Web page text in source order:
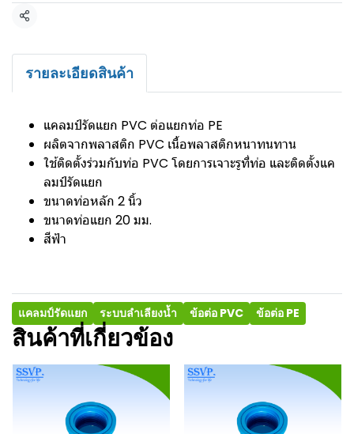
แชร์
รายละเอียดสินค้า
แคลมป์รัดแยก PVC ต่อแยกท่อ PE
ผลิตจากพลาสติก PVC เนื้อพลาสติกหนาทนทาน
ใช้ติดตั้งร่วมกับท่อ PVC โดยการเจาะรูที่ท่อ และติดตั้งแค
ลมป์รัดแยก
ขนาดท่อหลัก 2 นิ้ว
ขนาดท่อแยก 20 มม.
สีฟ้า
แคลมป์รัดแยก ระบบลำเลียงน้ำ ข้อต่อ PVC ข้อต่อ PE
สินค้าที่เกี่ยวข้อง